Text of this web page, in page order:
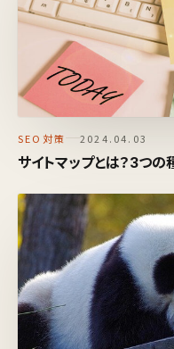
SEO対策 2024.04.03
サイトマップとは？3つ